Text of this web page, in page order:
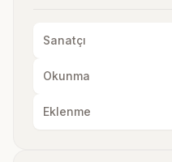
Sanatçı
Okunma
Eklenme